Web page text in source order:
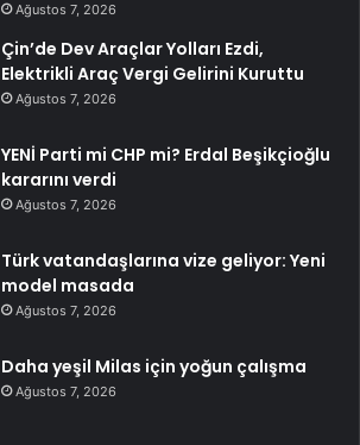
Ağustos 7, 2026
Çin’de Dev Araçlar Yolları Ezdi,
Elektrikli Araç Vergi Gelirini Kuruttu
Ağustos 7, 2026
YENİ Parti mi CHP mi? Erdal Beşikçioğlu
kararını verdi
Ağustos 7, 2026
Türk vatandaşlarına vize geliyor: Yeni
model masada
Ağustos 7, 2026
Daha yeşil Milas için yoğun çalışma
Ağustos 7, 2026